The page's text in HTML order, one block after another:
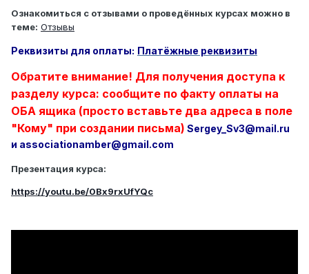
Ознакомиться с отзывами о проведённых курсах можно в
теме: Отзывы
Реквизиты для оплаты: Платёжные реквизиты
Обратите внимание! Для получения доступа к
разделу курса: сообщите по факту оплаты на
ОБА ящика (просто вставьте два адреса в поле
"Кому" при создании письма) Sergey_Sv3@mail.ru
и associationamber@gmail.com
Презентация курса:
https://youtu.be/0Bx9rxUfYQc